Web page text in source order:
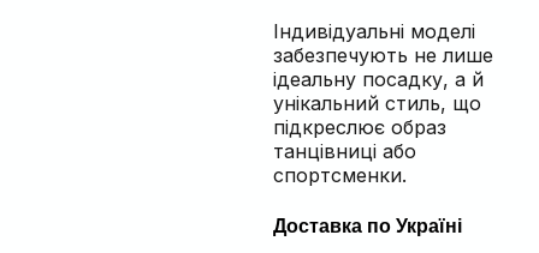
Індивідуальні моделі
забезпечують не лише
ідеальну посадку, а й
унікальний стиль, що
підкреслює образ
танцівниці або
спортсменки.
Доставка по Україні